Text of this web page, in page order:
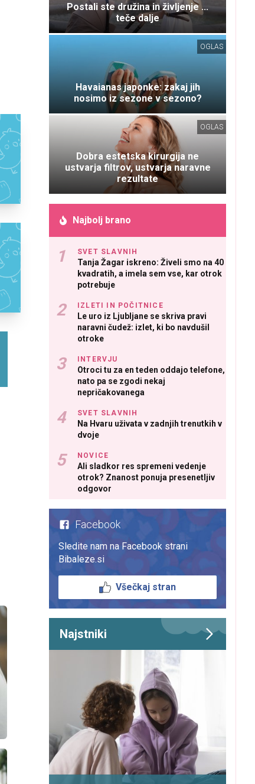
Postali ste družina in življenje ...
teče dalje
OGLAS
Havaianas japonke: zakaj jih
nosimo iz sezone v sezono?
OGLAS
Dobra estetska kirurgija ne
ustvarja filtrov, ustvarja naravne
rezultate
Najbolj brano
SVET SLAVNIH
Tanja Žagar iskreno: Živeli smo na 40
kvadratih, a imela sem vse, kar otrok
potrebuje
IZLETI IN POČITNICE
Le uro iz Ljubljane se skriva pravi
naravni čudež: izlet, ki bo navdušil
otroke
INTERVJU
Otroci tu za en teden oddajo telefone,
nato pa se zgodi nekaj
nepričakovanega
SVET SLAVNIH
Na Hvaru uživata v zadnjih trenutkih v
dvoje
NOVICE
Ali sladkor res spremeni vedenje
otrok? Znanost ponuja presenetljiv
odgovor
Facebook
Sledite nam na Facebook strani
Bibaleze.si
Všečkaj stran
Najstniki